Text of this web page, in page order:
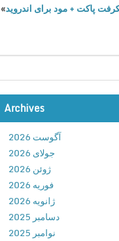
M
r
f
t
W
o
r
d
v
1
»
Archives
آگوست 2026
جولای 2026
ژوئن 2026
فوریه 2026
ژانویه 2026
دسامبر 2025
نوامبر 2025